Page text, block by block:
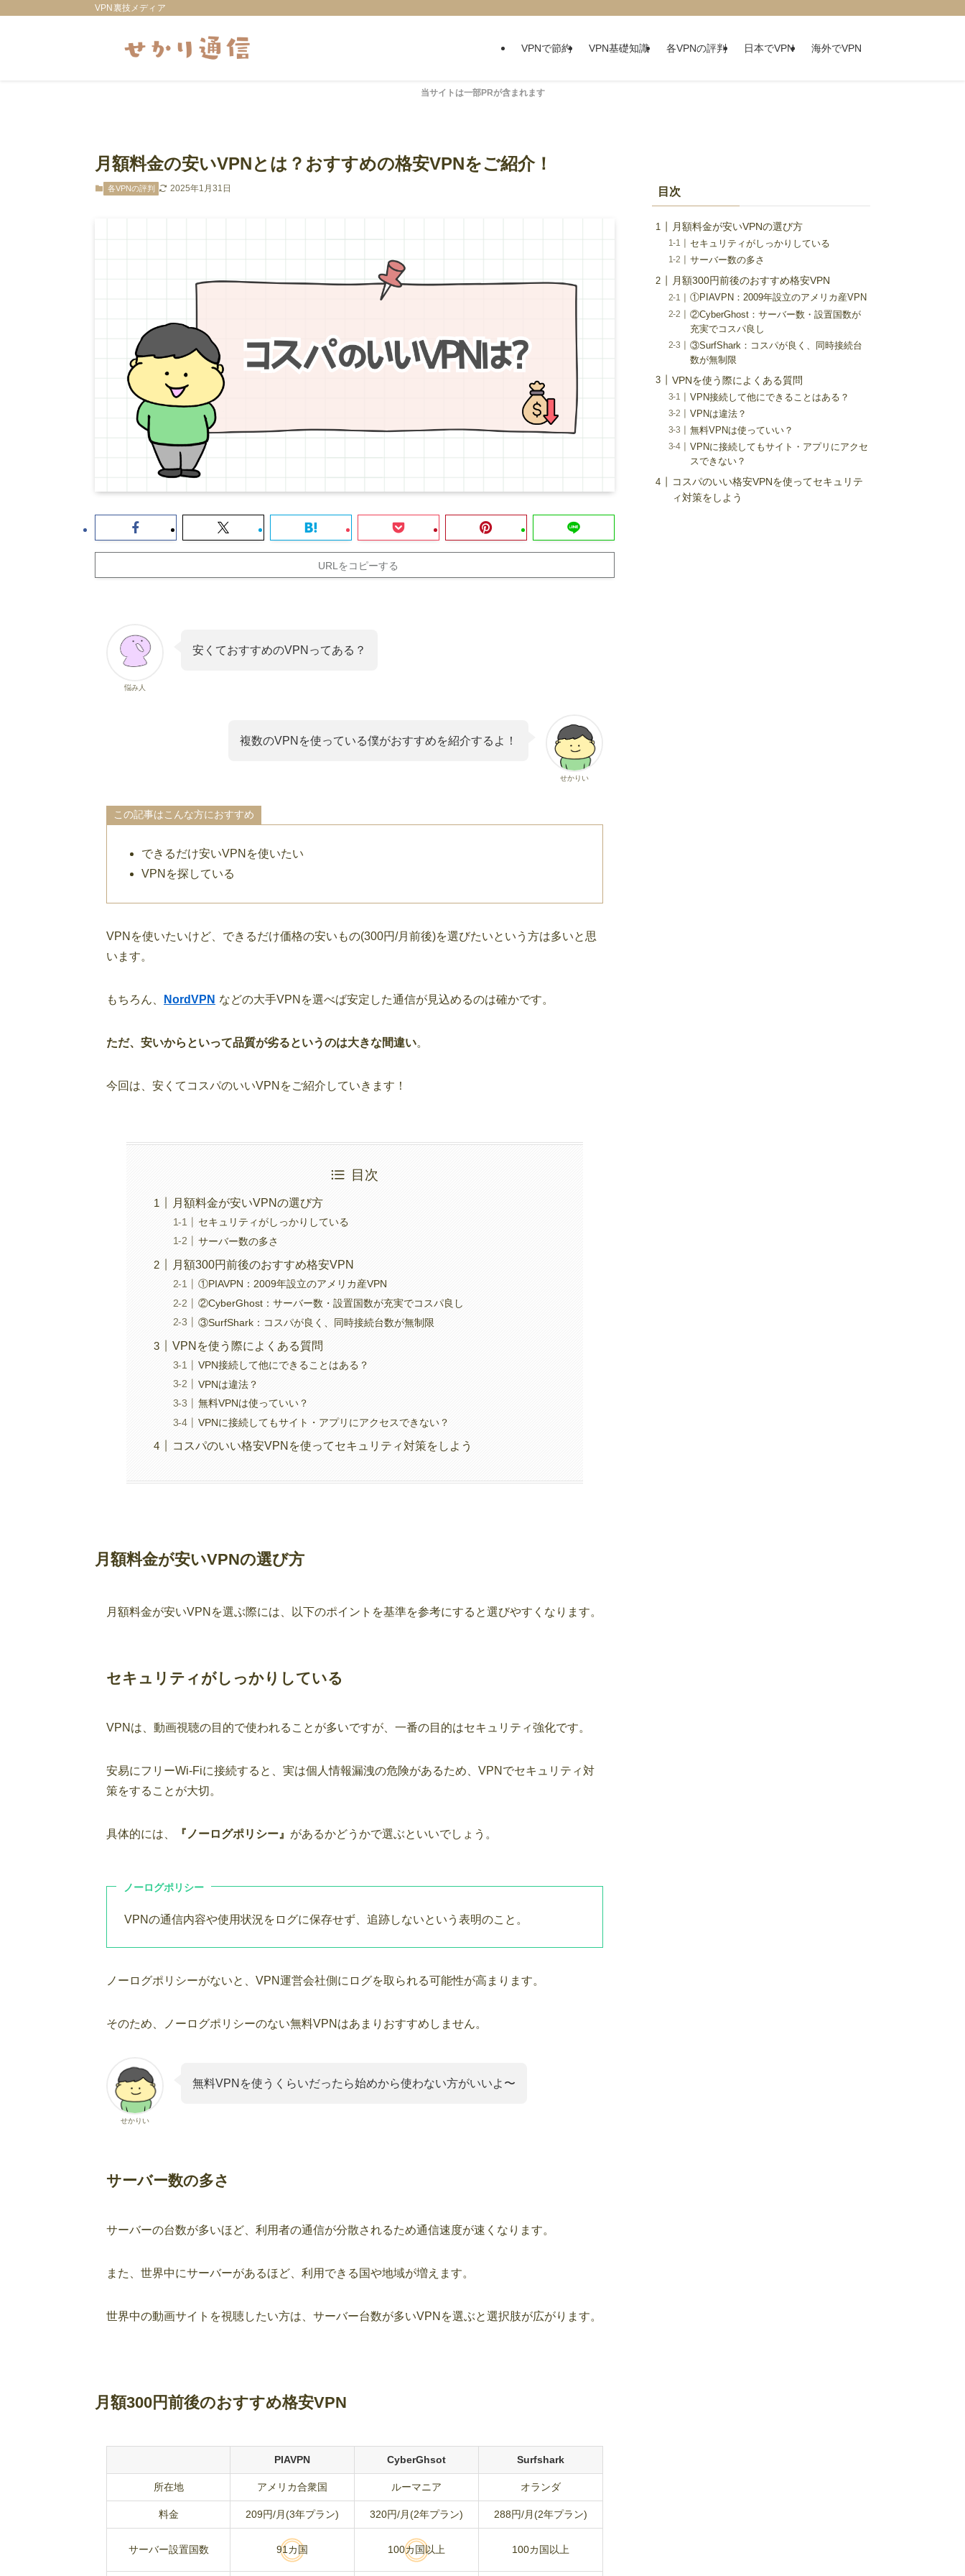
VPN裏技メディア
VPNで節約 VPN基礎知識 各VPNの評判 日本でVPN 海外でVPN
当サイトは一部PRが含まれます
月額料金の安いVPNとは？おすすめの格安VPNをご紹介！
各VPNの評判 2025年1月31日
URLをコピーする
悩み人
安くておすすめのVPNってある？
せかりい
複数のVPNを使っている僕がおすすめを紹介するよ！
この記事はこんな方におすすめ
できるだけ安いVPNを使いたい
VPNを探している
VPNを使いたいけど、できるだけ価格の安いもの(300円/月前後)を選びたいという方は多いと思
います。
もちろん、 NordVPN などの大手VPNを選べば安定した通信が見込めるのは確かです。
ただ、安いからといって品質が劣るというのは大きな間違い。
今回は、安くてコスパのいいVPNをご紹介していきます！
目次
月額料金が安いVPNの選び方
セキュリティがしっかりしている
サーバー数の多さ
月額300円前後のおすすめ格安VPN
①PIAVPN：2009年設立のアメリカ産VPN
②CyberGhost：サーバー数・設置国数が充実でコスパ良し
③SurfShark：コスパが良く、同時接続台数が無制限
VPNを使う際によくある質問
VPN接続して他にできることはある？
VPNは違法？
無料VPNは使っていい？
VPNに接続してもサイト・アプリにアクセスできない？
コスパのいい格安VPNを使ってセキュリティ対策をしよう
月額料金が安いVPNの選び方
月額料金が安いVPNを選ぶ際には、以下のポイントを基準を参考にすると選びやすくなります。
セキュリティ がしっかりしている
VPNは、動画視聴の目的で使われることが多いですが、一番の目的はセキュリティ強化です。
安易にフリーWi-Fiに接続すると、実は個人情報漏洩の危険があるため、VPNでセキュリティ対
策をすることが大切。
具体的には、 『ノーログポリシー』 があるかどうかで選ぶといいでしょう。
ノーログポリシー
VPNの通信内容や使用状況をログに保存せず、追跡しないという表明のこと。
ノーログポリシーがないと、VPN運営会社側にログを取られる可能性が高まります。
そのため、ノーログポリシーのない無料VPNはあまりおすすめしません。
せかりい
無料VPNを使うくらいだったら始めから使わない方がいいよ〜
サーバー数の多さ
サーバーの台数が多いほど、利用者の通信が分散されるため通信速度が速くなります。
また、世界中にサーバーがあるほど、利用できる国や地域が増えます。
世界中の動画サイトを視聴したい方は、サーバー台数が多いVPNを選ぶと選択肢が広がります。
月額300円前後のおすすめ格安VPN
PIAVPN CyberGhsot Surfshark
所在地 アメリカ合衆国 ルーマニア オランダ
料金 209円/月(3年プラン) 320円/月(2年プラン) 288円/月(2年プラン)
サーバー設置国数 91カ国 100カ国以上 100カ国以上
目次
月額料金が安いVPNの選び方
セキュリティがしっかりしている
サーバー数の多さ
月額300円前後のおすすめ格安VPN
①PIAVPN：2009年設立のアメリカ産VPN
②CyberGhost：サーバー数・設置国数が
充実でコスパ良し
③SurfShark：コスパが良く、同時接続台
数が無制限
VPNを使う際によくある質問
VPN接続して他にできることはある？
VPNは違法？
無料VPNは使っていい？
VPNに接続してもサイト・アプリにアクセ
スできない？
コスパのいい格安VPNを使ってセキュリテ
ィ対策をしよう